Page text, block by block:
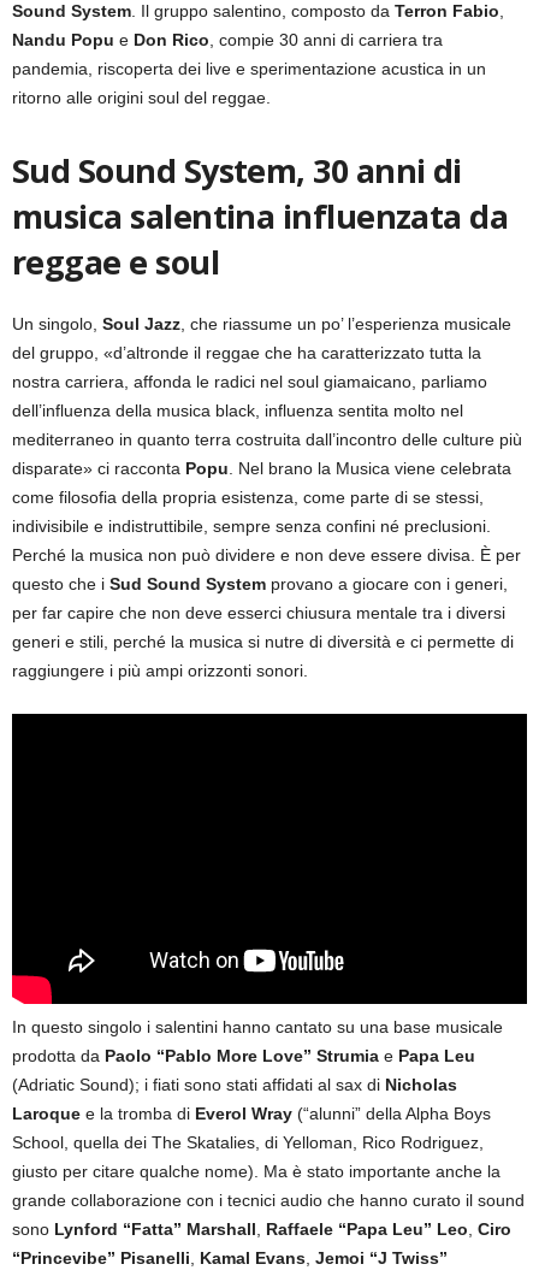
Sound System. Il gruppo salentino, composto da Terron Fabio,
Nandu Popu e Don Rico, compie 30 anni di carriera tra
pandemia, riscoperta dei live e sperimentazione acustica in un
ritorno alle origini soul del reggae.
Sud Sound System, 30 anni di
musica salentina influenzata da
reggae e soul
Un singolo, Soul Jazz, che riassume un po’ l’esperienza musicale
del gruppo, «d’altronde il reggae che ha caratterizzato tutta la
nostra carriera, affonda le radici nel soul giamaicano, parliamo
dell’influenza della musica black, influenza sentita molto nel
mediterraneo in quanto terra costruita dall’incontro delle culture più
disparate» ci racconta Popu. Nel brano la Musica viene celebrata
come filosofia della propria esistenza, come parte di se stessi,
indivisibile e indistruttibile, sempre senza confini né preclusioni.
Perché la musica non può dividere e non deve essere divisa. È per
questo che i Sud Sound System provano a giocare con i generi,
per far capire che non deve esserci chiusura mentale tra i diversi
generi e stili, perché la musica si nutre di diversità e ci permette di
raggiungere i più ampi orizzonti sonori.
In questo singolo i salentini hanno cantato su una base musicale
prodotta da Paolo “Pablo More Love” Strumia e Papa Leu
(Adriatic Sound); i fiati sono stati affidati al sax di Nicholas
Laroque e la tromba di Everol Wray (“alunni” della Alpha Boys
School, quella dei The Skatalies, di Yelloman, Rico Rodriguez,
giusto per citare qualche nome). Ma è stato importante anche la
grande collaborazione con i tecnici audio che hanno curato il sound
sono Lynford “Fatta” Marshall, Raffaele “Papa Leu” Leo, Ciro
“Princevibe” Pisanelli, Kamal Evans, Jemoi “J Twiss”